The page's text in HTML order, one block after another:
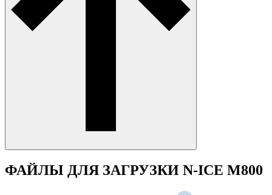
ФАЙЛЫ ДЛЯ ЗАГРУЗКИ N-ICE M800